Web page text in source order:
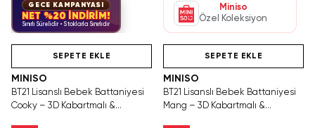
GECE KAMPANYASI
NET %20 İNDİRİM!
Sınırlı Sürelidir • Stoklarla Sınırlıdır
Miniso
Özel Koleksiyon
Tükenmeden Satın Al
SEPETE EKLE
MINISO
BT21 Lisanslı Bebek Battaniyesi
Cooky – 3D Kabartmalı &
SEPETE EKLE
MINISO
BT21 Lisanslı Bebek Battaniyesi
Mang – 3D Kabartmalı &